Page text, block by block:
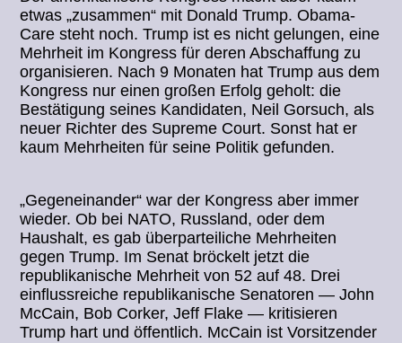
etwas „zusammen“ mit Donald Trump. Obama-
Care steht noch. Trump ist es nicht gelungen, eine
Mehrheit im Kongress für deren Abschaffung zu
organisieren. Nach 9 Monaten hat Trump aus dem
Kongress nur einen großen Erfolg geholt: die
Bestätigung seines Kandidaten, Neil Gorsuch, als
neuer Richter des Supreme Court. Sonst hat er
kaum Mehrheiten für seine Politik gefunden.
„Gegeneinander“ war der Kongress aber immer
wieder. Ob bei NATO, Russland, oder dem
Haushalt, es gab überparteiliche Mehrheiten
gegen Trump. Im Senat bröckelt jetzt die
republikanische Mehrheit von 52 auf 48. Drei
einflussreiche republikanische Senatoren — John
McCain, Bob Corker, Jeff Flake — kritisieren
Trump hart und öffentlich. McCain ist Vorsitzender